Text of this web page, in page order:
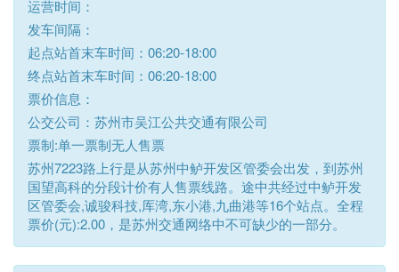
运营时间：
发车间隔：
起点站首末车时间：06:20-18:00
终点站首末车时间：06:20-18:00
票价信息：
公交公司：苏州市吴江公共交通有限公司
票制:单一票制无人售票
苏州7223路上行是从苏州中鲈开发区管委会出发，到苏州
国望高科的分段计价有人售票线路。途中共经过中鲈开发
区管委会,诚骏科技,厍湾,东小港,九曲港等16个站点。全程
票价(元):2.00，是苏州交通网络中不可缺少的一部分。